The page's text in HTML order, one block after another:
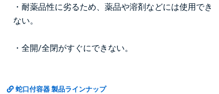
・耐薬品性に劣るため、薬品や溶剤などには使用でき
ない。
・全開/全閉がすぐにできない。
蛇口付容器 製品ラインナップ